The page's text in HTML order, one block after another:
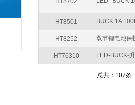
HT8501 BUCK 1A
HT8252 双节锂电池保
HT76310 LED-BUCK-
总共：107条